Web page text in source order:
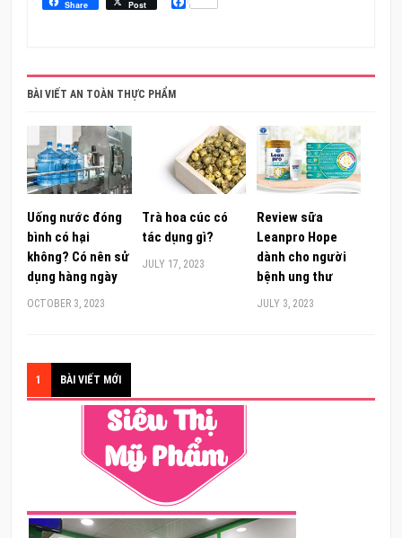
Share Post
BÀI VIẾT AN TOÀN THỰC PHẨM
Uống nước đóng
bình có hại
không? Có nên sử
dụng hàng ngày
OCTOBER 3, 2023
Trà hoa cúc có
tác dụng gì?
JULY 17, 2023
Review sữa
Leanpro Hope
dành cho người
bệnh ung thư
JULY 3, 2023
1 BÀI VIẾT MỚI